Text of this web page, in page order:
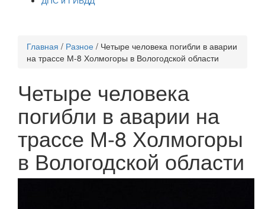
Главная / Разное / Четыре человека погибли в аварии
на трассе М-8 Холмогоры в Вологодской области
Четыре человека
погибли в аварии на
трассе М-8 Холмогоры
в Вологодской области